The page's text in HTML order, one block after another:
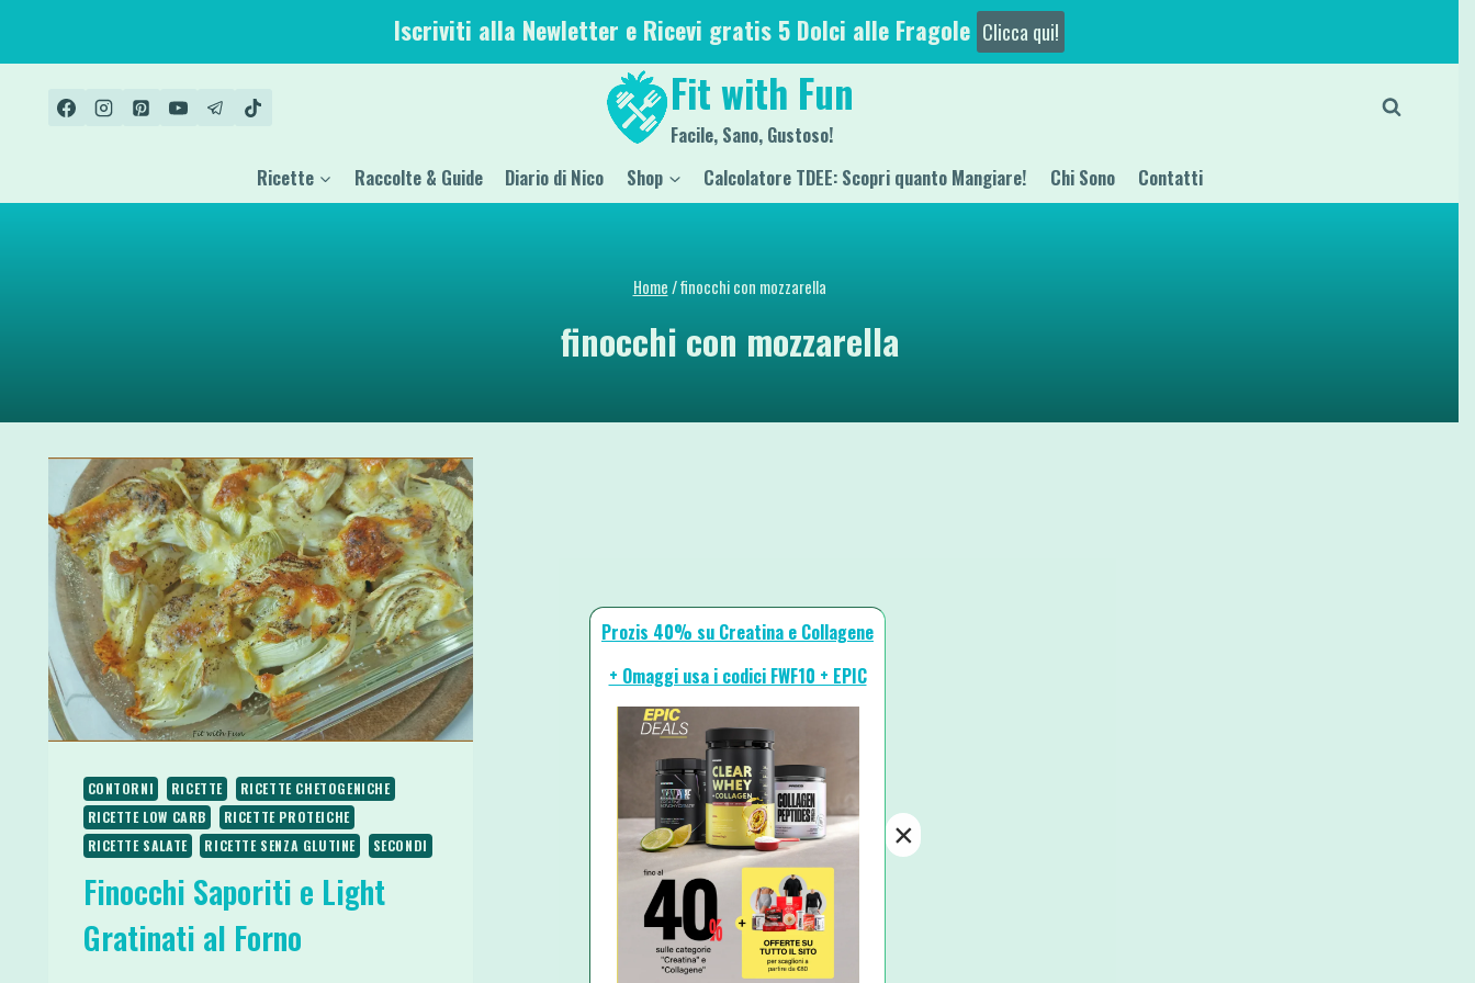
contenuto
Iscriviti alla Newletter e Ricevi gratis 5 Dolci alle Fragole Clicca qui!
Fit with Fun
Facile, Sano, Gustoso!
Ricette Raccolte & Guide Diario di Nico Shop Calcolatore TDEE: Scopri quanto Mangiare! Chi Sono Contatti
Home/finocchi con mozzarella
finocchi con mozzarella
CONTORNI RICETTE
RICETTE CHETOGENICHE
RICETTE LOW CARB
RICETTE PROTEICHE
RICETTE SALATE
RICETTE SENZA GLUTINE SECONDI
Finocchi Saporiti e Light
Gratinati al Forno
Prozis 40% su Creatina e Collagene
+ Omaggi usa i codici FWF10 + EPIC
×